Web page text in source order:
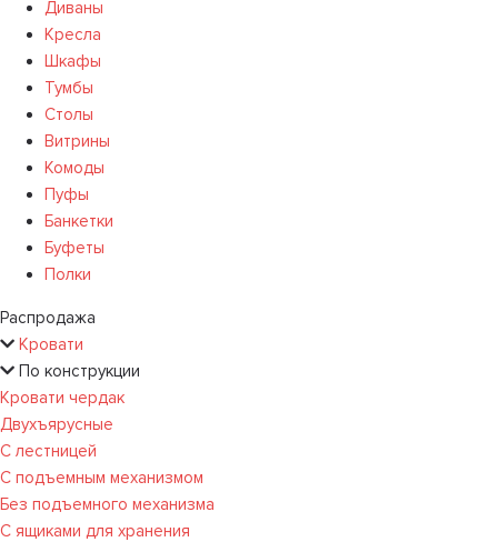
Диваны
Кресла
Шкафы
Тумбы
Столы
Витрины
Комоды
Пуфы
Банкетки
Буфеты
Полки
Распродажа
Кровати
По конструкции
Кровати чердак
Двухъярусные
С лестницей
С подъемным механизмом
Без подъемного механизма
С ящиками для хранения